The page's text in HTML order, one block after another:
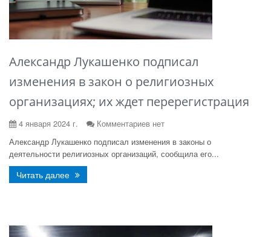
Александр Лукашенко подписал
изменения в закон о религиозных
организациях; их ждет перерегистрация
4 января 2024 г.
Комментариев нет
Александр Лукашенко подписал изменения в законы о
деятельности религиозных организаций, сообщила его...
Читать далее